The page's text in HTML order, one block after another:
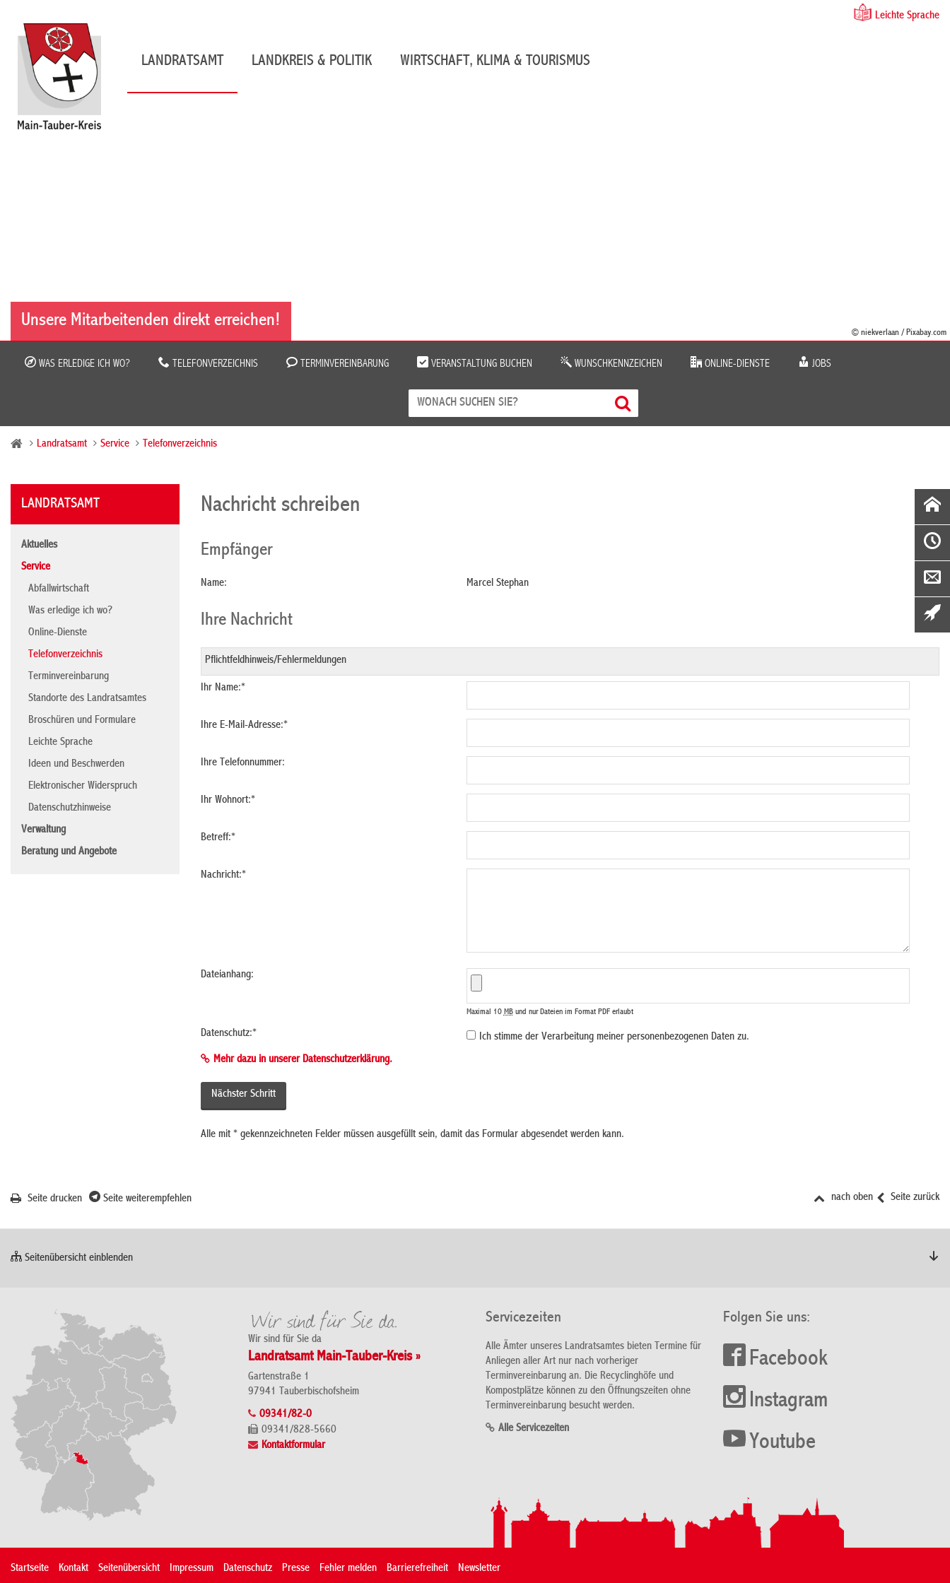
Leichte Sprache
LANDRATSAMT LANDKREIS & POLITIK WIRTSCHAFT, KLIMA & TOURISMUS
Unsere Mitarbeitenden direkt erreichen!
© niekverlaan / Pixabay.com
WAS ERLEDIGE ICH WO? TELEFONVERZEICHNIS TERMINVEREINBARUNG VERANSTALTUNG BUCHEN WUNSCHKENNZEICHEN ONLINE-DIENSTE JOBS
Landratsamt Service Telefonverzeichnis
LANDRATSAMT
Aktuelles
Service
Abfallwirtschaft
Was erledige ich wo?
Online-Dienste
Telefonverzeichnis
Terminvereinbarung
Standorte des Landratsamtes
Broschüren und Formulare
Leichte Sprache
Ideen und Beschwerden
Elektronischer Widerspruch
Datenschutzhinweise
Verwaltung
Beratung und Angebote
Nachricht schreiben
Empfänger
Name: Marcel Stephan
Ihre Nachricht
Ihr Name:*
Ihre E-Mail-Adresse:*
Ihre Telefonnummer:
Ihr Wohnort:*
Betreff:*
Nachricht:*
Dateianhang:
Maximal 10 MBund nur Dateien im Format PDF erlaubt
Datenschutz:*
Ich stimme der Verarbeitung meiner personenbezogenen Daten zu.
Mehr dazu in unserer Datenschutzerklärung.
Alle mit *gekennzeichneten Felder müssen ausgefüllt sein, damit das Formular abgesendet werden kann.
Seite zurück
nach oben
Seite drucken Seite weiterempfehlen
Seitenübersicht einblenden
Wir sind für Sie da
Landratsamt Main-Tauber-Kreis »
Gartenstraße 1
97941 Tauberbischofsheim
09341/82-0
09341/828-5660
Kontaktformular
Servicezeiten
Alle Ämter unseres Landratsamtes bieten Termine für
Anliegen aller Art nur nach vorheriger
Terminvereinbarung an. Die Recyclinghöfe und
Kompostplätze können zu den Öffnungszeiten ohne
Terminvereinbarung besucht werden.
Alle Servicezeiten
Folgen Sie uns:
Facebook
Instagram
Youtube
Startseite Kontakt Seitenübersicht Impressum Datenschutz Presse Fehler melden Barrierefreiheit Newsletter